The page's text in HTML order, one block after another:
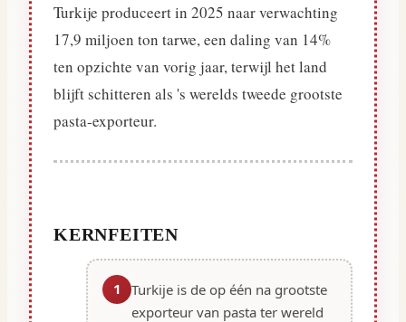
Turkije produceert in 2025 naar verwachting
17,9 miljoen ton tarwe, een daling van 14%
ten opzichte van vorig jaar, terwijl het land
blijft schitteren als 's werelds tweede grootste
pasta-exporteur.
KERNFEITEN
1
Turkije is de op één na grootste
exporteur van pasta ter wereld